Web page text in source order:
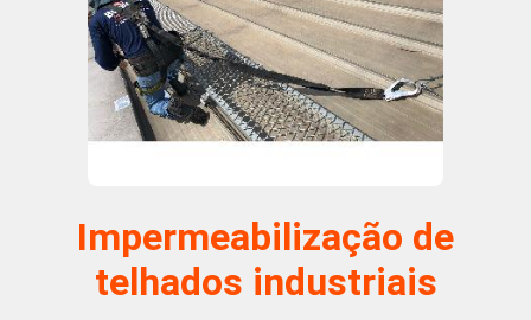
Impermeabilização de
telhados industriais